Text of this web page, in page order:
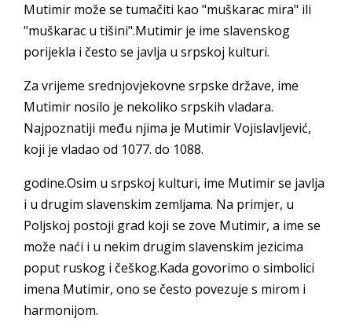
Mutimir može se tumačiti kao "muškarac mira" ili
"muškarac u tišini".Mutimir je ime slavenskog
porijekla i često se javlja u srpskoj kulturi.
Za vrijeme srednjovjekovne srpske države, ime
Mutimir nosilo je nekoliko srpskih vladara.
Najpoznatiji među njima je Mutimir Vojislavljević,
koji je vladao od 1077. do 1088.
godine.Osim u srpskoj kulturi, ime Mutimir se javlja
i u drugim slavenskim zemljama. Na primjer, u
Poljskoj postoji grad koji se zove Mutimir, a ime se
može naći i u nekim drugim slavenskim jezicima
poput ruskog i češkog.Kada govorimo o simbolici
imena Mutimir, ono se često povezuje s mirom i
harmonijom.